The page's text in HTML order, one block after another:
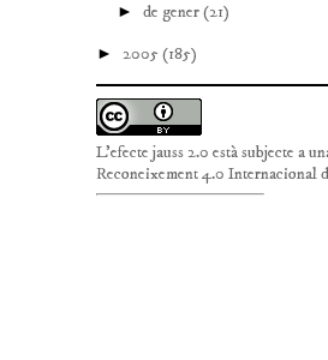
► de gener(21)
► 2005(185)
L'efecte jauss 2.0 està subjecte a
Reconeixement 4.0 Internacional